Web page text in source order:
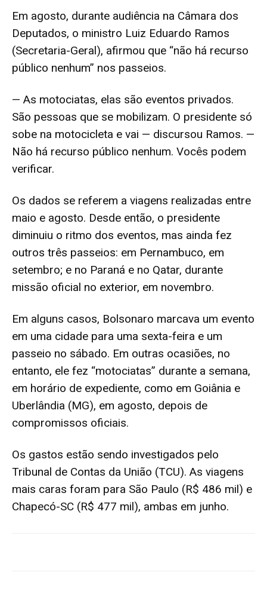
Em agosto, durante audiência na Câmara dos
Deputados, o ministro Luiz Eduardo Ramos
(Secretaria-Geral), afirmou que “não há recurso
público nenhum” nos passeios.
— As motociatas, elas são eventos privados.
São pessoas que se mobilizam. O presidente só
sobe na motocicleta e vai — discursou Ramos. —
Não há recurso público nenhum. Vocês podem
verificar.
Os dados se referem a viagens realizadas entre
maio e agosto. Desde então, o presidente
diminuiu o ritmo dos eventos, mas ainda fez
outros três passeios: em Pernambuco, em
setembro; e no Paraná e no Qatar, durante
missão oficial no exterior, em novembro.
Em alguns casos, Bolsonaro marcava um evento
em uma cidade para uma sexta-feira e um
passeio no sábado. Em outras ocasiões, no
entanto, ele fez “motociatas” durante a semana,
em horário de expediente, como em Goiânia e
Uberlândia (MG), em agosto, depois de
compromissos oficiais.
Os gastos estão sendo investigados pelo
Tribunal de Contas da União (TCU). As viagens
mais caras foram para São Paulo (R$ 486 mil) e
Chapecó-SC (R$ 477 mil), ambas em junho.